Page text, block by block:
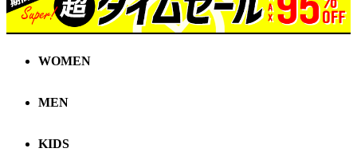
WOMEN
MEN
KIDS